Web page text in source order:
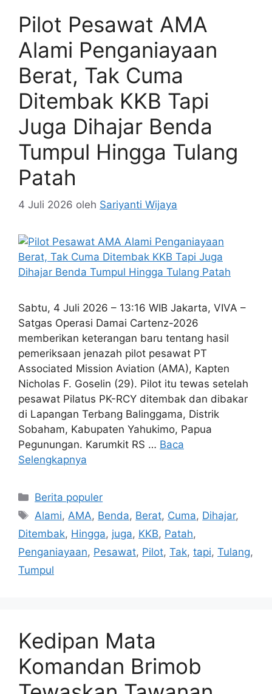
Pilot Pesawat AMA
Alami Penganiayaan
Berat, Tak Cuma
Ditembak KKB Tapi
Juga Dihajar Benda
Tumpul Hingga Tulang
Patah
4 Juli 2026 oleh Sariyanti Wijaya
Sabtu, 4 Juli 2026 – 13:16 WIB Jakarta, VIVA –
Satgas Operasi Damai Cartenz-2026
memberikan keterangan baru tentang hasil
pemeriksaan jenazah pilot pesawat PT
Associated Mission Aviation (AMA), Kapten
Nicholas F. Goselin (29). Pilot itu tewas setelah
pesawat Pilatus PK-RCY ditembak dan dibakar
di Lapangan Terbang Balinggama, Distrik
Sobaham, Kabupaten Yahukimo, Papua
Pegunungan. Karumkit RS … Baca
Selengkapnya
Kategori
Berita populer
Tag
Alami, AMA, Benda, Berat, Cuma, Dihajar,
Ditembak, Hingga, juga, KKB, Patah,
Penganiayaan, Pesawat, Pilot, Tak, tapi, Tulang,
Tumpul
Kedipan Mata
Komandan Brimob